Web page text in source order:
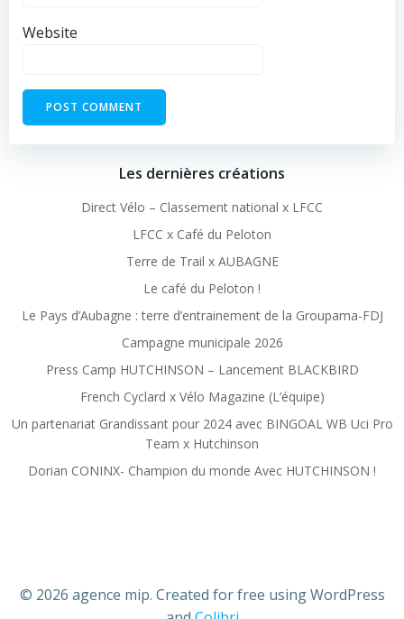
Website
Les dernières créations
Direct Vélo – Classement national x LFCC
LFCC x Café du Peloton
Terre de Trail x AUBAGNE
Le café du Peloton !
Le Pays d’Aubagne : terre d’entrainement de la Groupama-FDJ
Campagne municipale 2026
Press Camp HUTCHINSON – Lancement BLACKBIRD
French Cyclard x Vélo Magazine (L’équipe)
Un partenariat Grandissant pour 2024 avec BINGOAL WB Uci Pro
Team x Hutchinson
Dorian CONINX- Champion du monde Avec HUTCHINSON !
© 2026 agence mip. Created for free using WordPress